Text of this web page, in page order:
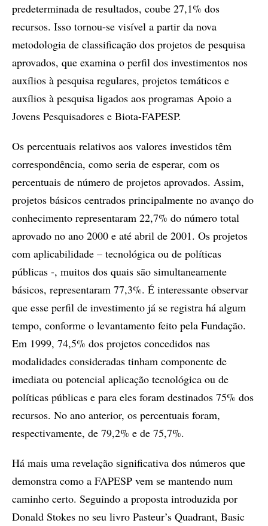
predeterminada de resultados, coube 27,1% dos
recursos. Isso tornou-se visível a partir da nova
metodologia de classificação dos projetos de pesquisa
aprovados, que examina o perfil dos investimentos nos
auxílios à pesquisa regulares, projetos temáticos e
auxílios à pesquisa ligados aos programas Apoio a
Jovens Pesquisadores e Biota-FAPESP.
Os percentuais relativos aos valores investidos têm
correspondência, como seria de esperar, com os
percentuais de número de projetos aprovados. Assim,
projetos básicos centrados principalmente no avanço do
conhecimento representaram 22,7% do número total
aprovado no ano 2000 e até abril de 2001. Os projetos
com aplicabilidade – tecnológica ou de políticas
públicas -, muitos dos quais são simultaneamente
básicos, representaram 77,3%. É interessante observar
que esse perfil de investimento já se registra há algum
tempo, conforme o levantamento feito pela Fundação.
Em 1999, 74,5% dos projetos concedidos nas
modalidades consideradas tinham componente de
imediata ou potencial aplicação tecnológica ou de
políticas públicas e para eles foram destinados 75% dos
recursos. No ano anterior, os percentuais foram,
respectivamente, de 79,2% e de 75,7%.
Há mais uma revelação significativa dos números que
demonstra como a FAPESP vem se mantendo num
caminho certo. Seguindo a proposta introduzida por
Donald Stokes no seu livro Pasteur’s Quadrant, Basic